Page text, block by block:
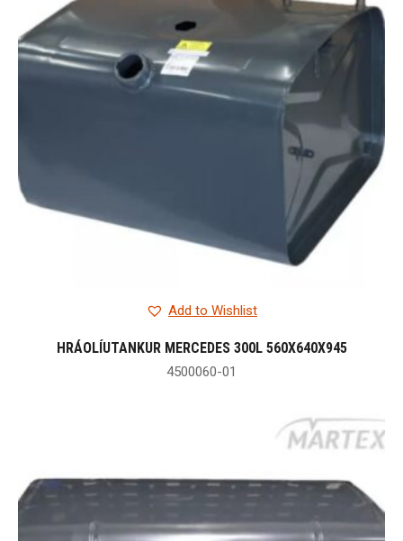
Add to Wishlist
HRÁOLÍUTANKUR MERCEDES 300L 560X640X945
4500060-01